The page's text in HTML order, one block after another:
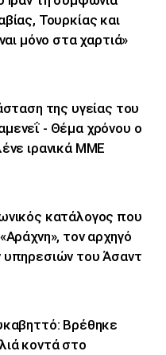
Τουρκίας και
μόνο στα χαρτιά»
της υγείας του
- Θέμα χρόνου ο
ιρανικά ΜΜΕ
κατάλογος που
τον αρχηγό
του Άσαντ
Βρέθηκε
κοντά στο